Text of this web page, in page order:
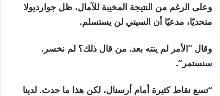
وعلى الرغم من النتيجة المخيبة للآمال، ظل جوارديولا
متحديًا، مدعيًا أن السيتي لن يستسلم.
وقال “الأمر لم ينته بعد. من قال ذلك؟ لم نخسر.
سنستمر”.
“تسع نقاط كثيرة أمام أرسنال، لكن هذا ما حدث. لدينا